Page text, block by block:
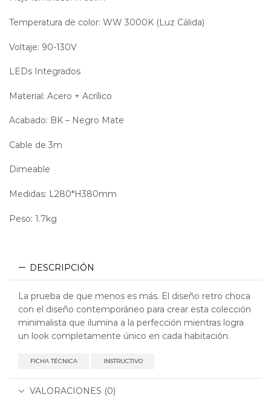
Temperatura de color: WW 3000K (Luz Cálida)
Voltaje: 90-130V
LEDs Integrados
Material: Acero + Acrílico
Acabado: BK – Negro Mate
Cable de 3m
Dimeable
Medidas: L280*H380mm
Peso: 1.7kg
DESCRIPCIÓN
La prueba de que menos es más. El diseño retro choca
con el diseño contemporáneo para crear esta colección
minimalista que ilumina a la perfección mientras logra
un look completamente único en cada habitación.
FICHA TÉCNICA INSTRUCTIVO
VALORACIONES (0)